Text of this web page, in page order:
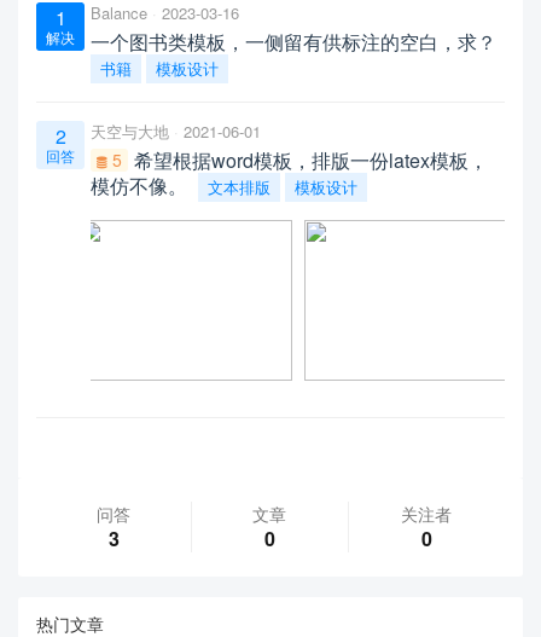
1
解决
Balance 2023-03-16
一个图书类模板，一侧留有供标注的空白，求？
书籍 模板设计
2
回答
天空与大地 2021-06-01
5 希望根据word模板，排版一份latex模板，
模仿不像。
文本排版 模板设计
问答
3
文章
0
关注者
0
热门文章